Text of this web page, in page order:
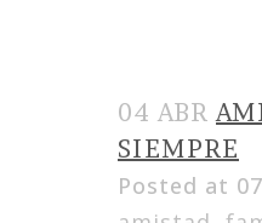
04 ABR
SIEMPRE
Posted at